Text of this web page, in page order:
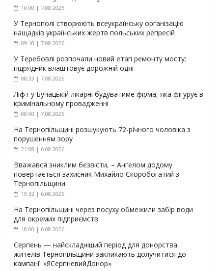
10:00 | 7.08.2026
У Тернополі створюють всеукраїнську організацію
нащадків українських жертв польських репресій
09:10 | 7.08.2026
У Теребовлі розпочали новий етап ремонту мосту:
підрядник влаштовує дорожній одяг
08:33 | 7.08.2026
Ліфт у Бучацькій лікарні будуватиме фірма, яка фігурує в
кримінальному провадженні
08:00 | 7.08.2026
На Тернопільщині розшукують 72-річного чоловіка з
порушенням зору
21:08 | 6.08.2026
Вважався зниклим безвісти, – Ангелом додому
повертається захисник Михайло Скоробогатий з
Тернопільщини
19:32 | 6.08.2026
На Тернопільщині через посуху обмежили забір води
для окремих підприємств
18:00 | 6.08.2026
Серпень — найскладніший період для донорства:
жителів Тернопільщини закликають долучитися до
кампанії «ЯСерпневийДонор»